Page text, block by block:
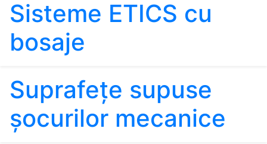
Sisteme ETICS cu
bosaje
Suprafeţe supuse
şocurilor mecanice